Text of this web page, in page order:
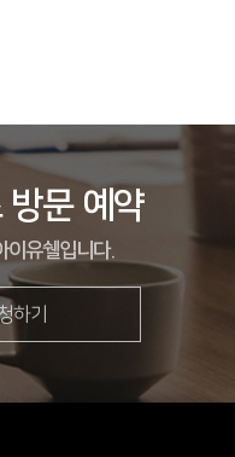
방문 예약
이유쉘입니다.
하기